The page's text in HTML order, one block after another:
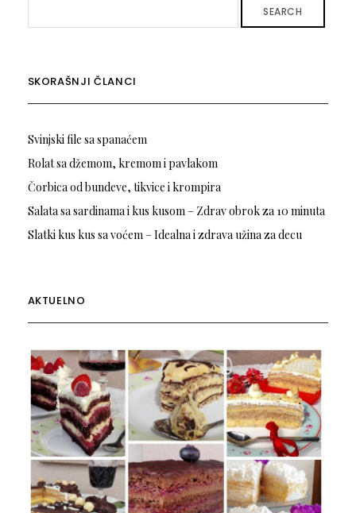
SEARCH
SKORAŠNJI ČLANCI
Svinjski file sa spanaćem
Rolat sa džemom, kremom i pavlakom
Čorbica od bundeve, tikvice i krompira
Salata sa sardinama i kus kusom – Zdrav obrok za 10 minuta
Slatki kus kus sa voćem – Idealna i zdrava užina za decu
AKTUELNO